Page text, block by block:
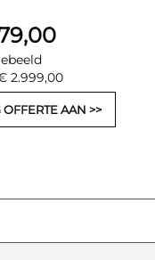
2.999,00
OFFERTE AAN